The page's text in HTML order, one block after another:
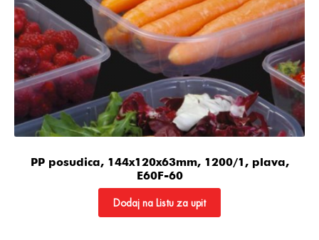
PP posudica, 144x120x63mm, 1200/1, plava,
E60F-60
Dodaj na Listu za upit